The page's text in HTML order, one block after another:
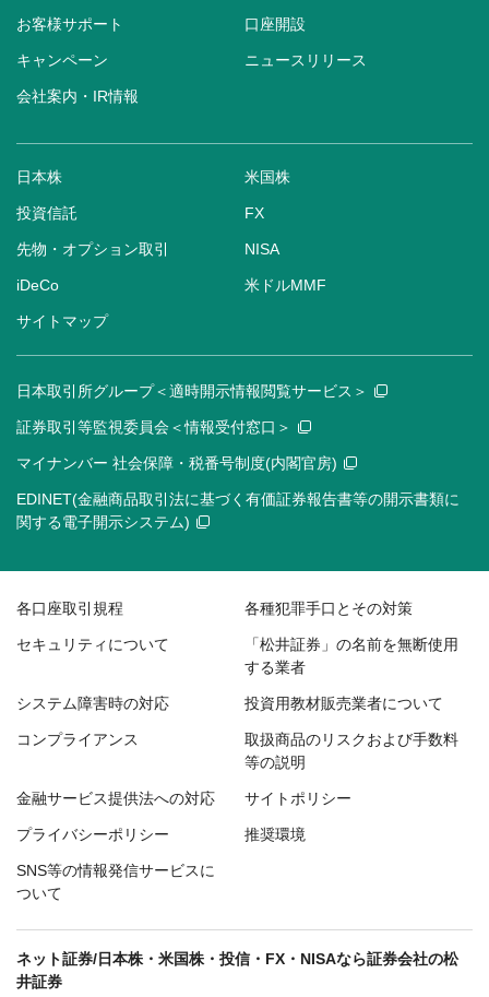
お客様サポート 口座開設
キャンペーン ニュースリリース
会社案内・IR情報
日本株 米国株
投資信託 FX
先物・オプション取引 NISA
iDeCo 米ドルMMF
サイトマップ
日本取引所グループ＜適時開示情報閲覧サービス＞
証券取引等監視委員会＜情報受付窓口＞
マイナンバー 社会保障・税番号制度(内閣官房)
EDINET(金融商品取引法に基づく有価証券報告書等の開示書類に
関する電子開示システム)
各口座取引規程 各種犯罪手口とその対策
セキュリティについて
「松井証券」の名前を無断使用
する業者
システム障害時の対応 投資用教材販売業者について
コンプライアンス
取扱商品のリスクおよび手数料
等の説明
金融サービス提供法への対応 サイトポリシー
プライバシーポリシー 推奨環境
SNS等の情報発信サービスに
ついて
ネット証券/日本株・米国株・投信・FX・NISAなら証券会社の松
井証券